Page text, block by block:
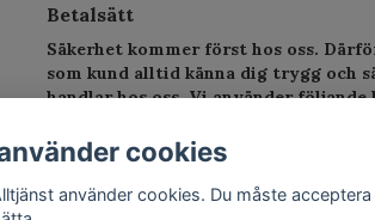
Betalsätt
Säkerhet kommer först hos oss.
som kund alltid känna dig trygg och
handlar hos oss. Vi använder
cookies
använder cookies. Du måste